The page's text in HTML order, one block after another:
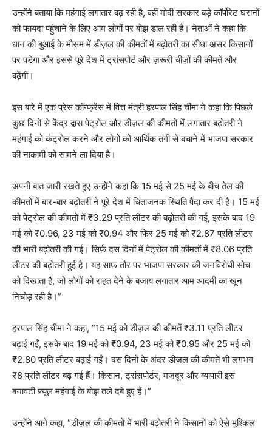
उन्होंने बताया कि महंगाई लगातार बढ़ रही है, वहीं मोदी सरकार बड़े कॉर्पोरेट घरानों
को फायदा पहुंचाने के लिए आम लोगों पर बोझ डाल रही है। नेताओं ने कहा कि
धान की बुआई के मौसम में डीज़ल की कीमतों में बढ़ोतरी का सीधा असर किसानों
पर पड़ेगा और इससे पूरे देश में ट्रांसपोर्ट और ज़रूरी चीज़ों की कीमतें और
बढ़ेंगी।
इस बारे में एक प्रेस कॉन्फ्रेंस में वित्त मंत्री हरपाल सिंह चीमा ने कहा कि पिछले
कुछ दिनों से केंद्र द्वारा पेट्रोल और डीज़ल की कीमतों में लगातार बढ़ोतरी ने
महंगाई को कंट्रोल करने और लोगों को आर्थिक तंगी से बचाने में भाजपा सरकार
की नाकामी को सामने ला दिया है।
अपनी बात जारी रखते हुए उन्होंने कहा कि 15 मई से 25 मई के बीच तेल की
कीमतों में बार-बार बढ़ोतरी ने पूरे देश में चिंताजनक स्थिति पैदा कर दी है। 15 मई
को पेट्रोल की कीमतों में ₹3.29 प्रति लीटर की बढ़ोतरी की गई, इसके बाद 19
मई को ₹0.96, 23 मई को ₹0.94 और फिर 25 मई को ₹2.87 प्रति लीटर
की भारी बढ़ोतरी की गई। सिर्फ़ दस दिनों में पेट्रोल की कीमतों में ₹8.06 प्रति
लीटर की बढ़ोतरी हुई है। यह साफ़ तौर पर भाजपा सरकार की जनविरोधी सोच
को दिखाता है, जो लोगों को राहत देने के बजाय लगातार आम आदमी का खून
निचोड़ रही है।”
हरपाल सिंह चीमा ने कहा, “15 मई को डीज़ल की कीमतें ₹3.11 प्रति लीटर
बढ़ाई गईं, इसके बाद 19 मई को ₹0.94, 23 मई को ₹0.95 और 25 मई को
₹2.80 प्रति लीटर बढ़ाई गईं। दस दिनों के अंदर डीज़ल की कीमतें भी लगभग
₹8 प्रति लीटर बढ़ गई हैं। किसान, ट्रांसपोर्टर, मज़दूर और व्यापारी इस
बनावटी फ़्यूल महंगाई के बोझ तले दबे हुए हैं।”
उन्होंने आगे कहा, “डीज़ल की कीमतों में भारी बढ़ोतरी ने किसानों को ऐसे मुश्किल